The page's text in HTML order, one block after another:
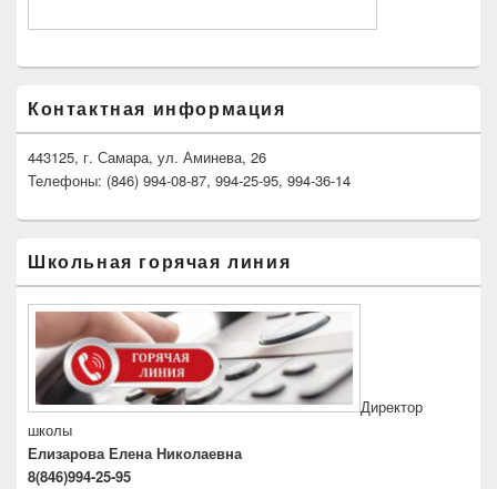
Контактная информация
443125, г. Самара, ул. Аминева, 26
Телефоны: (846) 994-08-87, 994-25-95, 994-36-14
Школьная горячая линия
Директор
школы
Елизарова Елена Николаевна
8(846)994-25-95